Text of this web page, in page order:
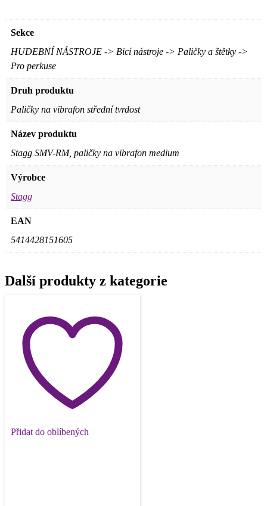
Sekce
HUDEBNÍ NÁSTROJE -> Bicí nástroje -> Paličky a štětky ->
Pro perkuse
Druh produktu
Paličky na vibrafon střední tvrdost
Název produktu
Stagg SMV-RM, paličky na vibrafon medium
Výrobce
Stagg
EAN
5414428151605
Další produkty z kategorie
Přidat do oblíbených